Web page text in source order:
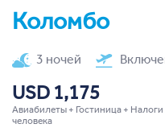
Коломбо
3 ночей
USD 1,175
Авиабилеты + Гостиница + Налоги
человека